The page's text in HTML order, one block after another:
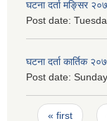
घटना दर्ता मङ्सिर
Post date:
घटना दर्ता कार्तिक
Post date:
Pages
« first